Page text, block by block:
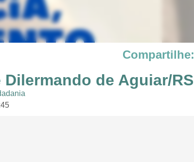
Compartilhe:
de Aguiar/RS